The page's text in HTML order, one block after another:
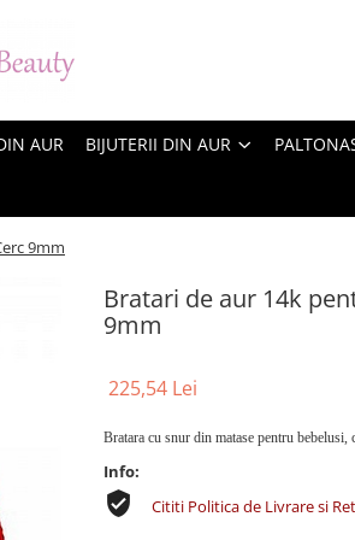
AUR BIJUTERII DIN AUR
9mm
Bratari de aur 14k
9mm
225,54 Lei
Bratara cu snur din matase pentru
Info:
Cititi Politica de Livrare si